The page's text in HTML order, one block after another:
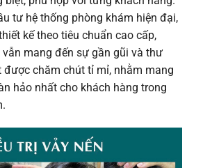
tư hệ thống phòng khám hiện đại,
kế theo tiêu chuẩn cao cấp,
mang đến sự gần gũi và thư
được chăm chút tỉ mỉ, nhằm mang
hảo nhất cho khách hàng trong